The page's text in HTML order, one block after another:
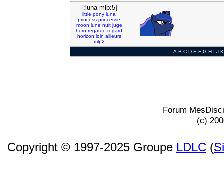
[:luna-mlp:5]
little pony luna
princess princesse
moon lune nuit juge
hero regarde regard
horizon loin ailleurs
mlp2
A B C D E F G H I J K
Forum
(c)
Copyright © 1997-2025 Groupe LDLC (